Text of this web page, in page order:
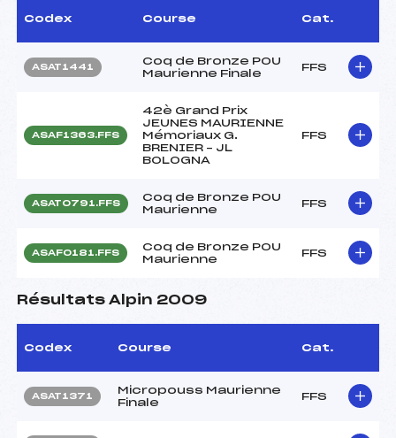
Codex Course Cat.
ASAT1441
Coq de Bronze POU
Maurienne Finale
FFS
ASAF1363.FFS
42è Grand Prix
JEUNES MAURIENNE
Mémoriaux G.
BRENIER – JL
BOLOGNA
FFS
ASAT0791.FFS
Coq de Bronze POU
Maurienne
FFS
ASAF0181.FFS
Coq de Bronze POU
Maurienne
FFS
Résultats Alpin 2009
Codex Course Cat.
ASAT1371
Micropouss Maurienne
Finale
FFS